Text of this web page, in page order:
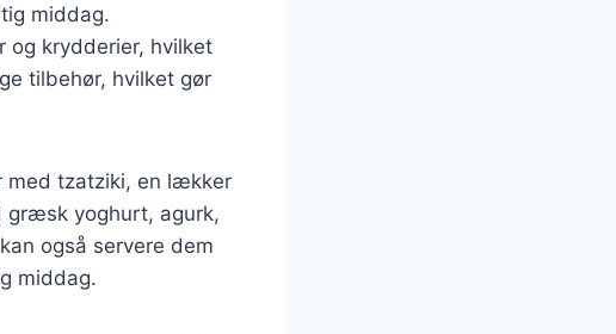
middag.
og krydderier, hvilket
tilbehør, hvilket gør
med tzatziki, en lækker
græsk yoghurt, agurk,
også servere dem
middag.